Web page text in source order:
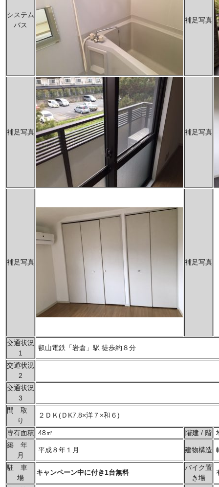
システム
バス
補足写真
補足写真 補足写真
補足写真 補足写真
交通状況
1
叡山電鉄「岩倉」駅 徒歩約８分
交通状況
2
交通状況
3
間 取
り
２ＤＫ(ＤK7.8×洋７×和６)
専有面積 48㎡ 階建 / 階
築 年
月
平成８年１月 建物構造
駐 車
場
キャンペーン中に付き1台無料
バイク置
き場